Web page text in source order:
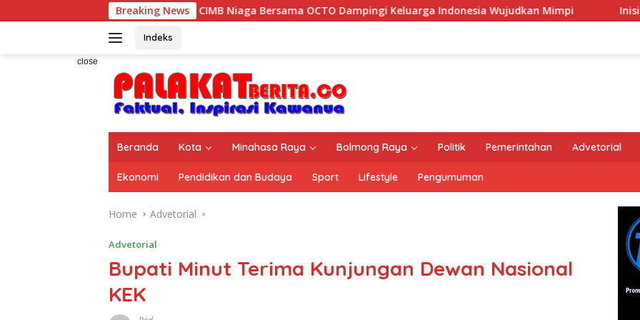
to
Breaking News
CIMB Niaga Bersama OCTO Dampingi Keluarga Indonesia Wujudkan Mimpi Inisiatif
Indeks
close
Beranda Kota Minahasa Raya Bolmong Raya Politik Pemerintahan Advetorial
Ekonomi Pendidikan dan Budaya Sport Lifestyle Pengumuman
Home Advetorial
Advetorial
Bupati Minut Terima Kunjungan Dewan Nasional
KEK